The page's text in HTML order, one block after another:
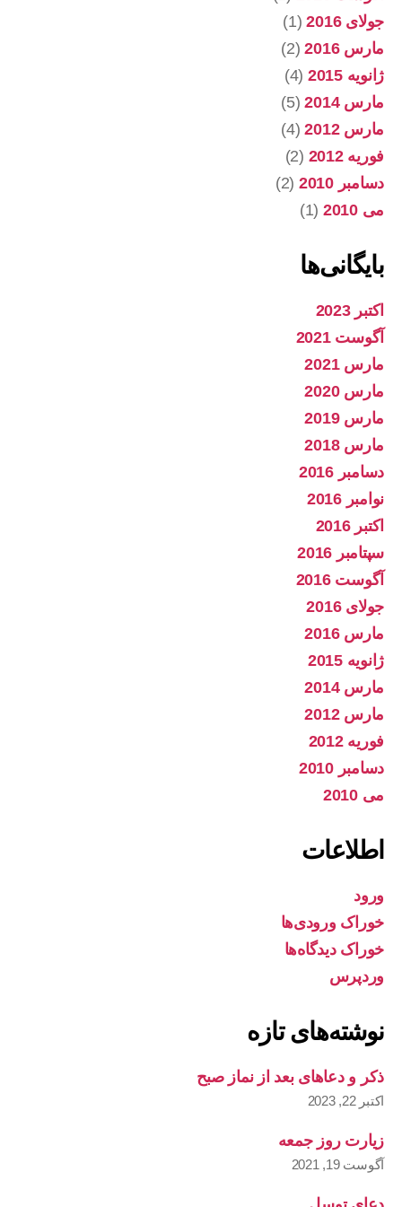
جولای 2016
(1)
مارس 2016
(2)
ژانویه 2015
(4)
مارس 2014
(5)
مارس 2012
(4)
فوریه 2012
(2)
دسامبر 2010
(2)
می 2010
(1)
بایگانی‌ها
اکتبر 2023
آگوست 2021
مارس 2021
مارس 2020
مارس 2019
مارس 2018
دسامبر 2016
نوامبر 2016
اکتبر 2016
سپتامبر 2016
آگوست 2016
جولای 2016
مارس 2016
ژانویه 2015
مارس 2014
مارس 2012
فوریه 2012
دسامبر 2010
می 2010
اطلاعات
ورود
خوراک ورودی‌ها
خوراک دیدگاه‌ها
وردپرس
نوشته‌های تازه
ذکر و دعاهای بعد از نماز صبح
اکتبر 22, 2023
زیارت روز جمعه
آگوست 19, 2021